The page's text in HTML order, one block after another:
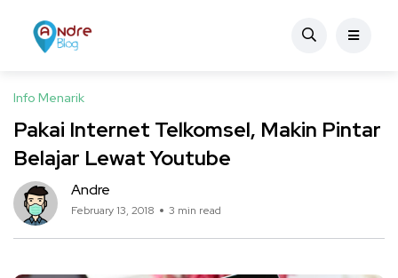
Info Menarik
Pakai Internet Telkomsel, Makin Pintar
Belajar Lewat Youtube
Andre
February 13, 2018 3 min read